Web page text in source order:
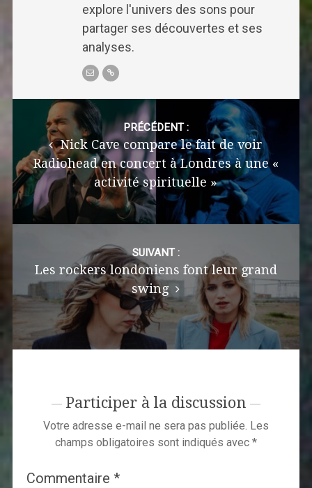
explore l'univers des sons pour
partager ses découvertes et ses
analyses.
navigation
PRÉCÉDENT :
Nick Cave compare le fait de voir
Radiohead en concert à Londres à une «
activité spirituelle »
SUIVANT :
Les rockers londoniens font leur grand
swing
Participer à la discussion
Votre adresse e-mail ne sera pas publiée. Les
champs obligatoires sont indiqués avec *
Commentaire *